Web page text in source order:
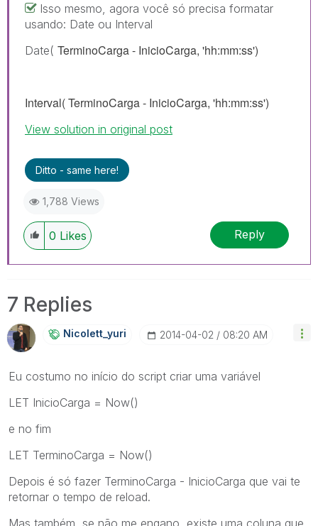
Isso mesmo, agora você só precisa formatar
usando: Date ou Interval
Date( TerminoCarga - InicioCarga, 'hh:mm:ss')
Interval(TerminoCarga - InicioCarga, 'hh:mm:ss')
View solution in original post
Ditto - same here!
1,788 Views
0 Likes Reply
7 Replies
Nicolett_yuri ‎2014-04-02 08:20 AM
Eu costumo no início do script criar uma variável
LET InicioCarga = Now()
e no fim
LET TerminoCarga = Now()
Depois é só fazer TerminoCarga - InicioCarga que vai te
retornar o tempo de reload.
Mas também, se não me engano, existe uma coluna que